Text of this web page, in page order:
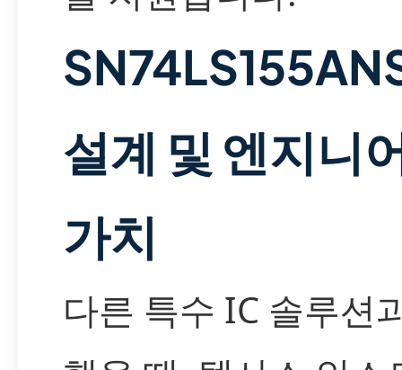
설계 및 엔지니
가치
다른 특수 IC 솔루션